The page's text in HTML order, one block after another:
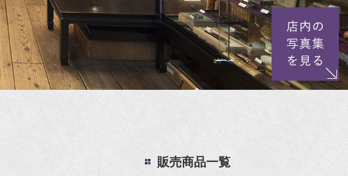
販売商品一覧